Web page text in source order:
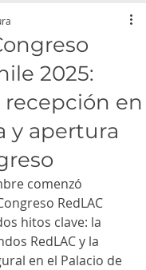
2025:
recepción en
y apertura
comenzó
RedLAC
hitos clave: la
RedLAC y la
en el Palacio de